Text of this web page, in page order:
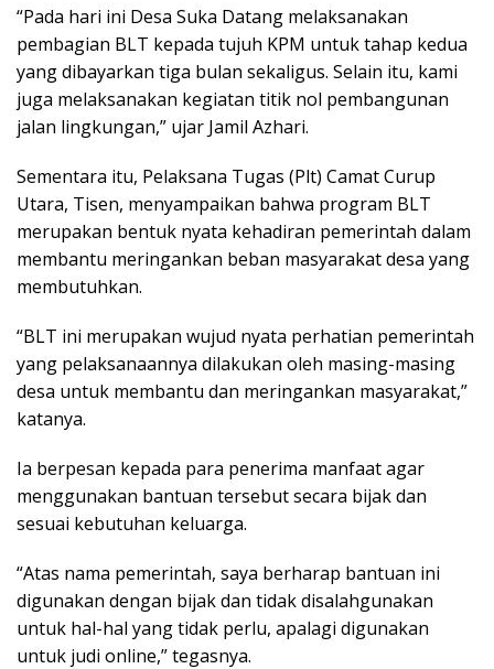
“Pada hari ini Desa Suka Datang melaksanakan
pembagian BLT kepada tujuh KPM untuk tahap kedua
yang dibayarkan tiga bulan sekaligus. Selain itu, kami
juga melaksanakan kegiatan titik nol pembangunan
jalan lingkungan,” ujar Jamil Azhari.
Sementara itu, Pelaksana Tugas (Plt) Camat Curup
Utara, Tisen, menyampaikan bahwa program BLT
merupakan bentuk nyata kehadiran pemerintah dalam
membantu meringankan beban masyarakat desa yang
membutuhkan.
“BLT ini merupakan wujud nyata perhatian pemerintah
yang pelaksanaannya dilakukan oleh masing-masing
desa untuk membantu dan meringankan masyarakat,”
katanya.
Ia berpesan kepada para penerima manfaat agar
menggunakan bantuan tersebut secara bijak dan
sesuai kebutuhan keluarga.
“Atas nama pemerintah, saya berharap bantuan ini
digunakan dengan bijak dan tidak disalahgunakan
untuk hal-hal yang tidak perlu, apalagi digunakan
untuk judi online,” tegasnya.